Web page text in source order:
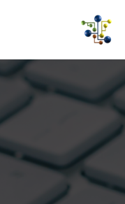
conteúdo